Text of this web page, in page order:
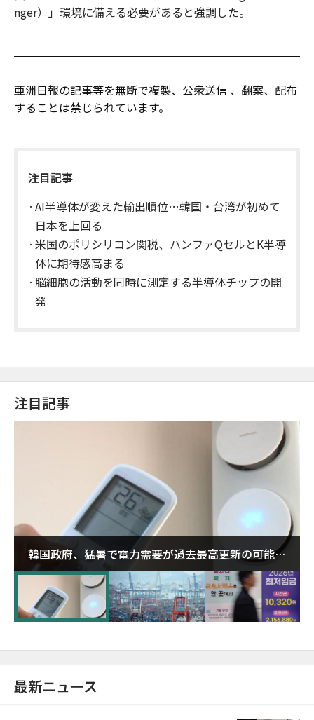
nger）」環境に備える必要があると強調した。
亜洲日報の記事等を無断で複製、公衆送信 、翻案、配布
することは禁じられています。
注目記事
AI半導体が変えた輸出順位…韓国・台湾が初めて
日本を上回る
米国のポリシリコン関税、ハンファQセルとK半導
体に期待感高まる
脳細胞の活動を同時に測定する半導体チップの開
発
注目記事
韓国政府、猛暑で電力需要が過去最高更新の可能性
に需給対応体制を点検
最新ニュース